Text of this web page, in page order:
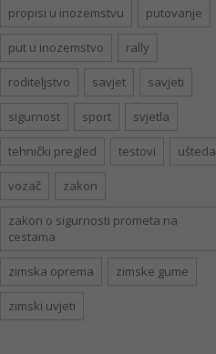
propisi u inozemstvu putovanje
put u inozemstvo rally
roditeljstvo savjet savjeti
sigurnost sport svjetla
tehnički pregled testovi ušteda
vozač zakon
zakon o sigurnosti prometa na
cestama
zimska oprema zimske gume
zimski uvjeti